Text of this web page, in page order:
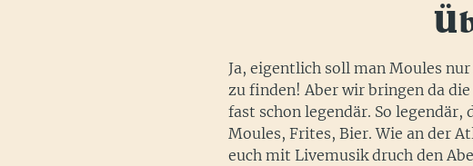
Ja, eigentlich soll man Moules
zu finden! Aber wir bringen da
fast schon legendär. So
Moules, Frites, Bier. Wie an der
euch mit Livemusik druch den